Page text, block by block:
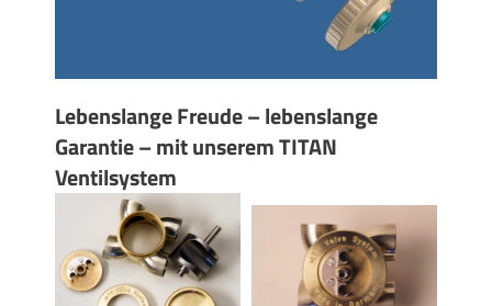
Lebenslange Freude – lebenslange
Garantie – mit unserem TITAN
Ventilsystem